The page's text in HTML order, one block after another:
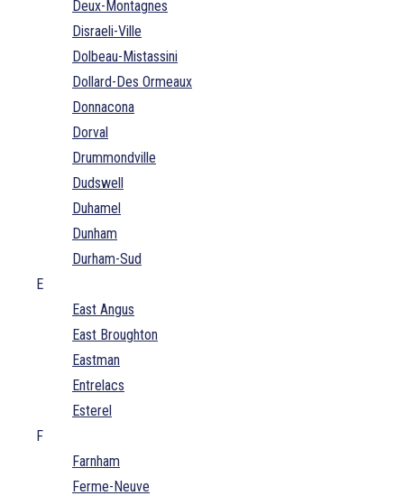
Deux-Montagnes
Disraeli-Ville
Dolbeau-Mistassini
Dollard-Des Ormeaux
Donnacona
Dorval
Drummondville
Dudswell
Duhamel
Dunham
Durham-Sud
E
East Angus
East Broughton
Eastman
Entrelacs
Esterel
F
Farnham
Ferme-Neuve